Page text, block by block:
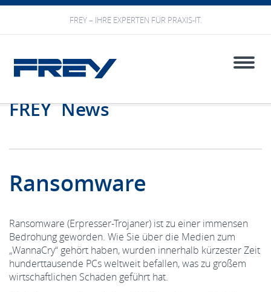
FREY – IHRE EXPERTEN FÜR PRAXIS-IT.
Toggle
FREY News
Ransomware
Ransomware (Erpresser-Trojaner) ist zu einer immensen
Bedrohung geworden. Wie Sie über die Medien zum
„WannaCry“ gehört haben, wurden innerhalb kürzester Zeit
hunderttausende PCs weltweit befallen, was zu großem
wirtschaftlichen Schaden geführt hat.